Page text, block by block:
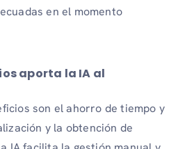
en el momento
aporta la IA al
son el ahorro de tiempo y
y la obtención de